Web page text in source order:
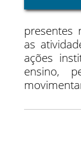
presentes
as
ações
ensino,